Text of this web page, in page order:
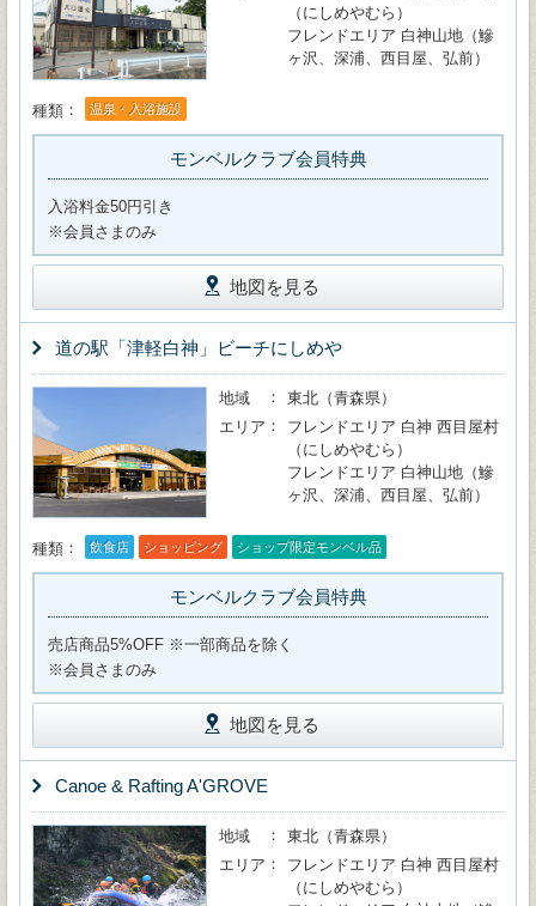
（にしめやむら）
フレンドエリア 白神山地（鰺
ヶ沢、深浦、西目屋、弘前）
種類 温泉・入浴施設
モンベルクラブ会員特典
入浴料金50円引き
※会員さまのみ
地図を見る
道の駅「津軽白神」ビーチにしめや
地域
東北（青森県）
エリア
フレンドエリア 白神 西目屋村
（にしめやむら）
フレンドエリア 白神山地（鰺
ヶ沢、深浦、西目屋、弘前）
種類 飲食店 ショッピング ショップ限定モンベル品
モンベルクラブ会員特典
売店商品5%OFF ※一部商品を除く
※会員さまのみ
地図を見る
Canoe & Rafting A'GROVE
地域
東北（青森県）
エリア
フレンドエリア 白神 西目屋村
（にしめやむら）